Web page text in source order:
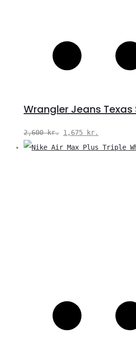
Wrangler Jeans Texas
2,600kr. Den
oprindelige
1,675 kr.
aktuelle